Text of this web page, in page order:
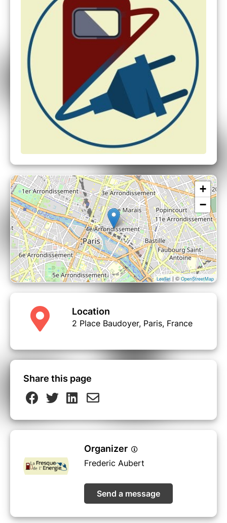
+
−
Leaflet| ©OpenStreetMap
Location
2 Place Baudoyer, Paris, France
Share this page
Organizer
Frederic Aubert
Send a message